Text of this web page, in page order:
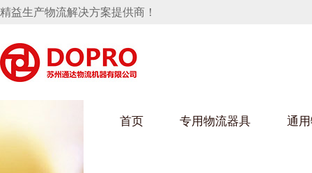
精益生产物流解决方案提供商！
首页 专用物流器具 通